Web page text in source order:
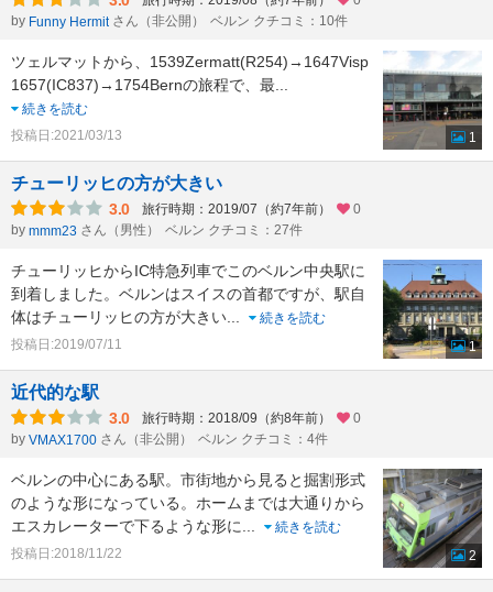
by Funny Hermit さん（非公開） ベルン クチコミ：10件
ツェルマットから、1539Zermatt(R254)→1647Visp
1657(IC837)→1754Bernの旅程で、最
続きを読む
投稿日:2021/03/13
1
チューリッヒの方が大きい
3.0 旅行時期：2019/07（約7年前）
0
by mmm23 さん（男性） ベルン クチコミ：27件
チューリッヒからIC特急列車でこのベルン中央駅に
到着しました。ベルンはスイスの首都ですが、駅自
体はチューリッヒの方が大きい
続きを読む
投稿日:2019/07/11
1
近代的な駅
3.0 旅行時期：2018/09（約8年前）
0
by VMAX1700 さん（非公開） ベルン クチコミ：4件
ベルンの中心にある駅。市街地から見ると掘割形式
のような形になっている。ホームまでは大通りから
エスカレーターで下るような形に
続きを読む
投稿日:2018/11/22
2